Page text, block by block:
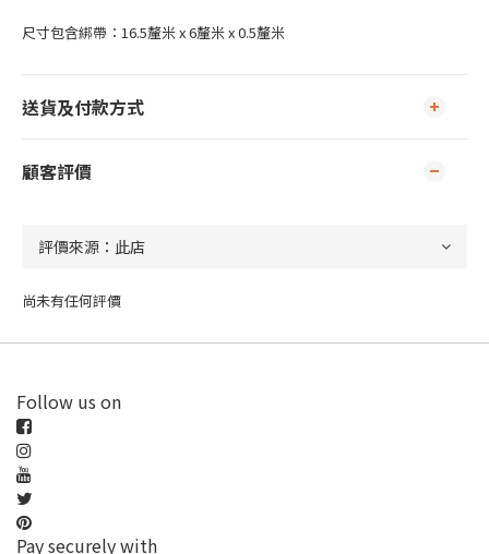
尺寸包含綁帶：16.5釐米 x 6釐米 x 0.5釐米
送貨及付款方式
顧客評價
尚未有任何評價
Follow us on
Pay securely with